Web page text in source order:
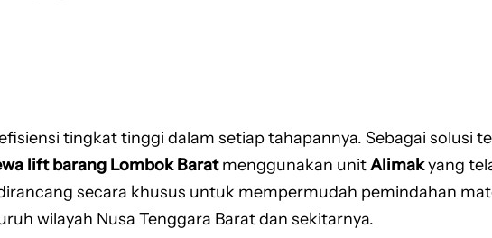
tingkat tinggi dalam setiap tahapannya. Sebagai solusi
lift barang Lombok Baratmenggunakan unitAlimakyang
secara khusus untuk mempermudah pemindahan
wilayah Nusa Tenggara Barat dan sekitarnya.